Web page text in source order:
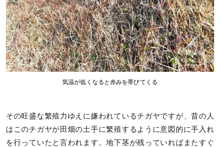
気温が低くなると赤みを帯びてくる
その旺盛な繁殖力ゆえに嫌われているチガヤですが、昔の人
はこのチガヤが田畑の土手に繁殖するように意図的に手入れ
を行っていたと言われます。地下茎が残っていればまたすぐ